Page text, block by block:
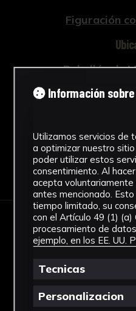
Figuración
Pabellón de
Ver
Información
Utilizamos servicios de
a optimizar nuestro
poder utilizar estos
consentimiento. Al
acepta
antes mencionado.
tiempo limitado, su
con el Artículo 49 (1) (a)
procesamiento de
ejemplo, en los EE. UU.
Tecnicas
Personalizacion